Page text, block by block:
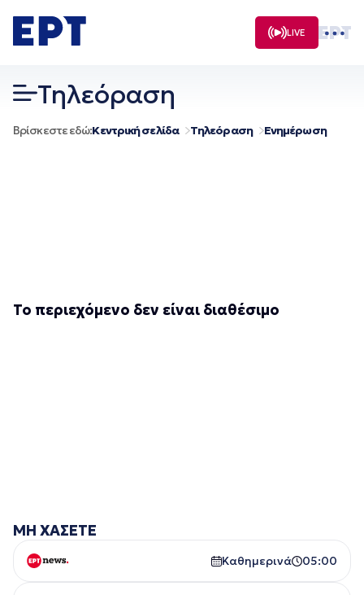
σε
περιεχόμενο
LIVE
Τηλεόραση
Βρίσκεστε εδώ:Κεντρική σελίδα Τηλεόραση Ενημέρωση
Το περιεχόμενο δεν είναι διαθέσιμο
ΜΗ ΧΑΣΕΤΕ
Καθημερινά 05:00